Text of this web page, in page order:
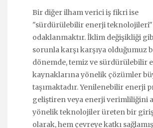
Bir diğer ilham verici iş fikri ise
"sürdürülebilir enerji
odaklanmaktır. İklim değişikliği
sorunla karşı karşıya olduğumuz
dönemde, temiz ve sürdürülebilir
kaynaklarına yönelik çözümler
taşımaktadır. Yenilenebilir enerji
geliştiren veya enerji verimliliğini
yönelik teknolojiler üreten bir
olarak, hem çevreye katkı